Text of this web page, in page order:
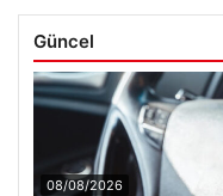
Güncel
08/08/2026